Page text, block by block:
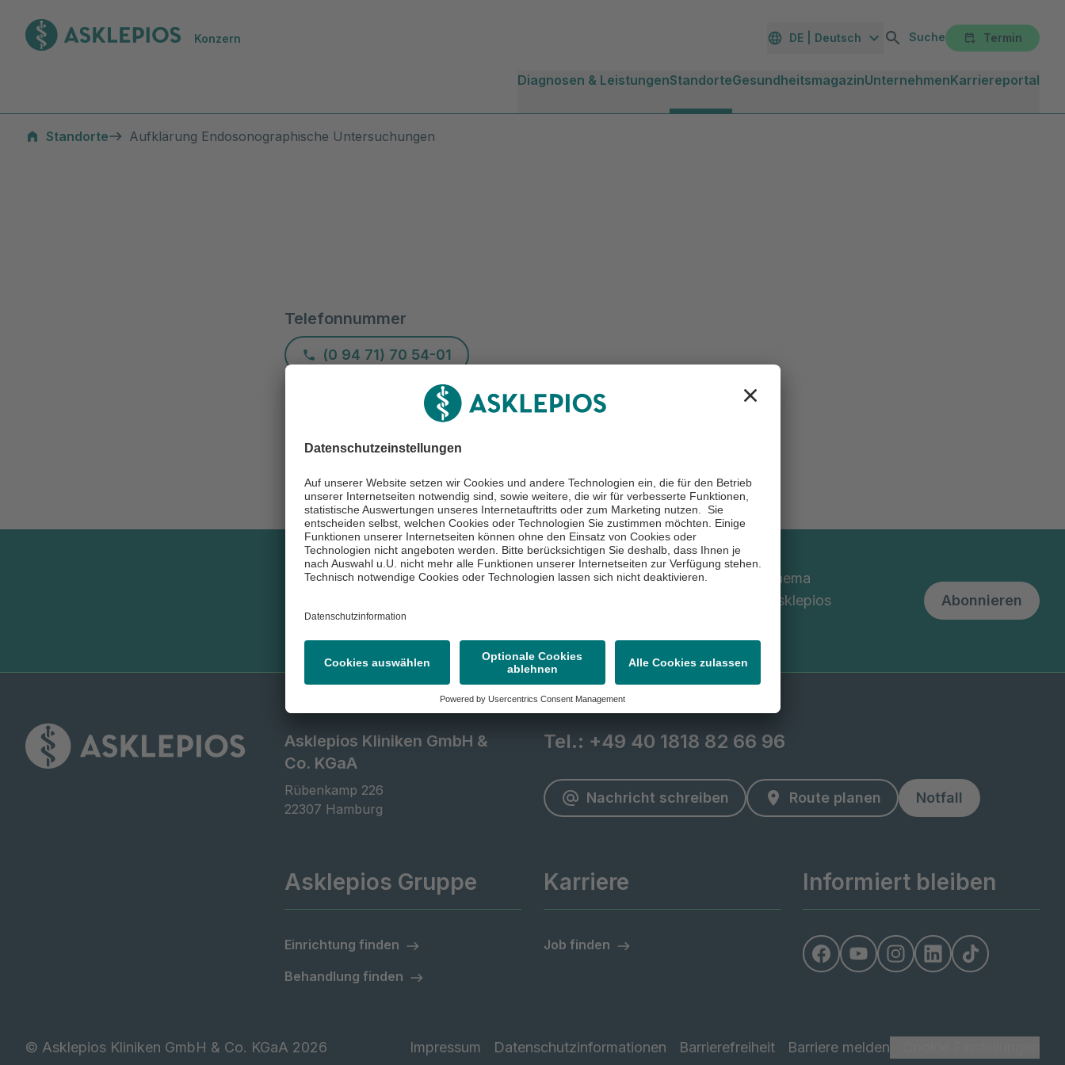
Konzern DE | Deutsch Suche Termin
Diagnosen & LeistungenStandorteGesundheitsmagazinUnternehmenKarriereportal
Standorte Aufklärung Endosonographische Untersuchungen
Telefonnummer
(0 94 71) 70 54-01
Newsletter
abonnieren
Viele wissenswerte Informationen rund um das Thema
Gesundheit erhalten Sie regelmäßig in unserem Asklepios
Abonnieren
Asklepios Kliniken GmbH &
Co. KGaA
Rübenkamp 226
22307 Hamburg
Tel.: +49 40 1818 82 66 96
Nachricht schreiben Route planen Notfall
Asklepios Gruppe
Einrichtung finden
Behandlung finden
Karriere
Job finden
Informiert bleiben
Impressum Datenschutzinformationen Barrierefreiheit Barriere melden
© Asklepios Kliniken GmbH & Co. KGaA 2026